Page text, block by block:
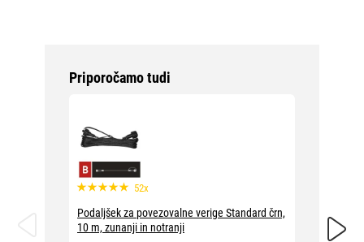
Priporočamo tudi
52x
Podaljšek za povezovalne verige Standard črn,
10 m, zunanji in notranji